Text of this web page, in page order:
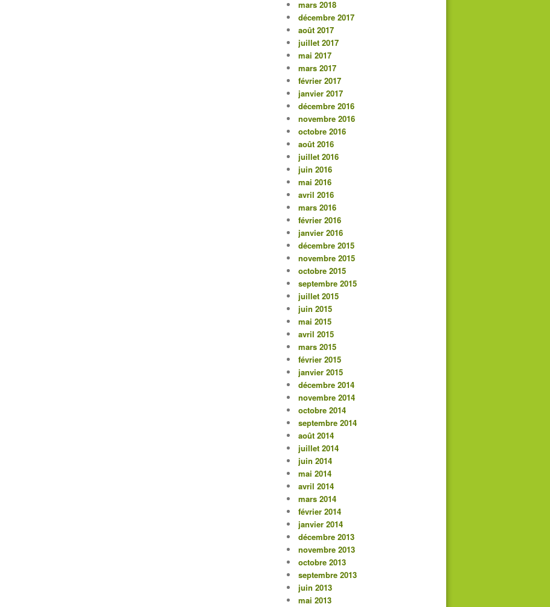
mars 2018
décembre 2017
août 2017
juillet 2017
mai 2017
mars 2017
février 2017
janvier 2017
décembre 2016
novembre 2016
octobre 2016
août 2016
juillet 2016
juin 2016
mai 2016
avril 2016
mars 2016
février 2016
janvier 2016
décembre 2015
novembre 2015
octobre 2015
septembre 2015
juillet 2015
juin 2015
mai 2015
avril 2015
mars 2015
février 2015
janvier 2015
décembre 2014
novembre 2014
octobre 2014
septembre 2014
août 2014
juillet 2014
juin 2014
mai 2014
avril 2014
mars 2014
février 2014
janvier 2014
décembre 2013
novembre 2013
octobre 2013
septembre 2013
juin 2013
mai 2013